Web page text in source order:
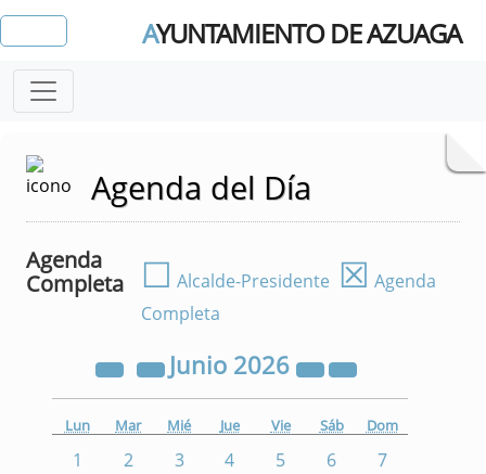
AYUNTAMIENTO DE AZUAGA
Agenda del Día
Agenda
Completa
☐ Alcalde-Presidente ☒ Agenda
Completa
Junio 2026
Lun Mar Mié Jue Vie Sáb Dom
1 2 3 4 5 6
7